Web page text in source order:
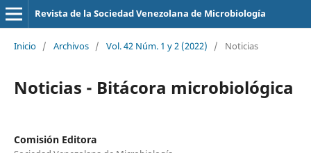
Revista de la Sociedad Venezolana de Microbiología
Inicio / Archivos / Vol. 42 Núm. 1 y 2 (2022) / Noticias
Noticias - Bitácora microbiológica
Comisión Editora